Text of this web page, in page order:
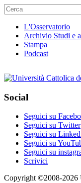
L'Osservatorio
Archivio Studi e
Stampa
Podcast
Social
Seguici su
Seguici su Twitter
Seguici su
Seguici su
Seguici su
Scrivici
Copyright ©2008-2026